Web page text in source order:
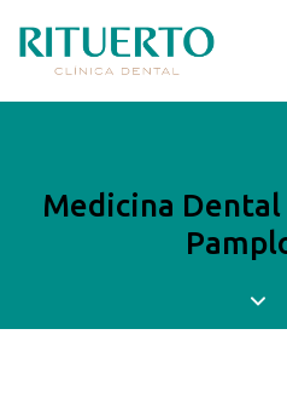
Medicina Dental